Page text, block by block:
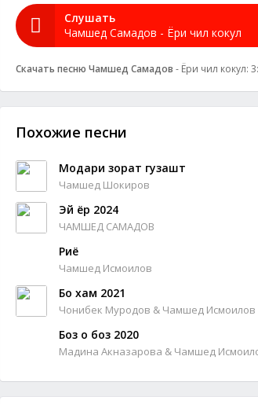
Слушать
Чамшед Самадов - Ёри чил кокул
Скачать песню Чамшед Самадов - Ёри чил кокул:
Похожие песни
Модари зорат гузашт
Чамшед Шокиров
Эй ёр 2024
ЧАМШЕД САМАДОВ
Риё
Чамшед Исмоилов
Бо хам 2021
Чонибек Муродов & Чамшед Исмоилов
Боз о боз 2020
Мадина Акназарова & Чамшед